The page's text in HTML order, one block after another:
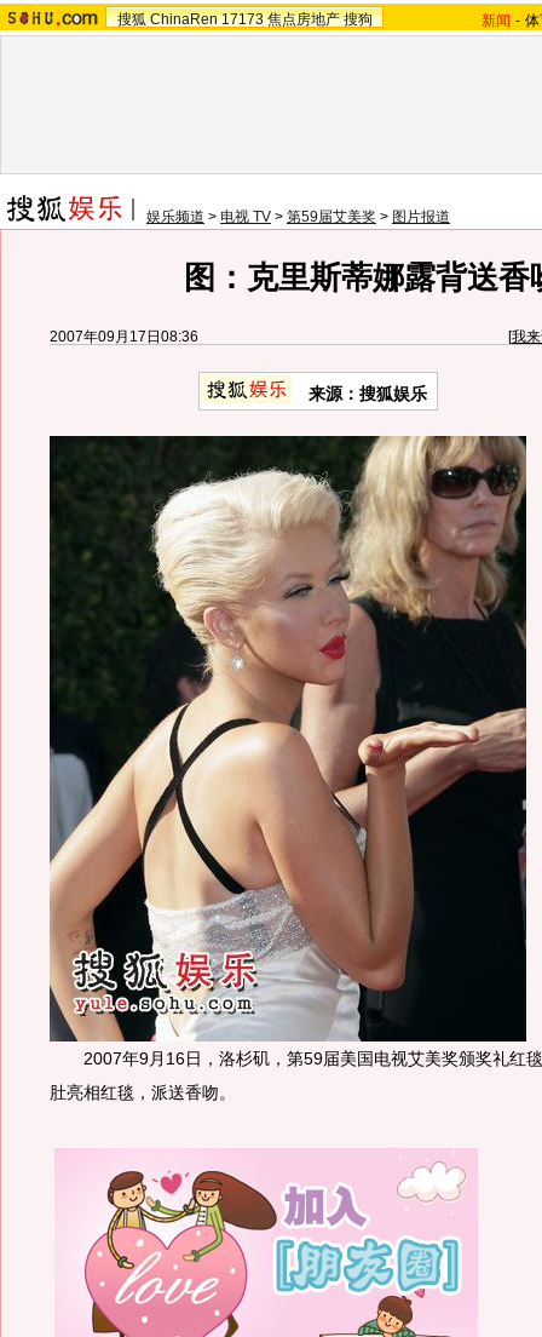
搜狐 ChinaRen 17173 焦点房地产 搜狗 新闻 -
娱乐频道 > 电视 TV > 第59届艾美奖 > 图片报道
图：克里斯蒂娜露背送香
2007年09月17日08:36 [我
来源：搜狐娱乐
2007年9月16日，洛杉矶，第59届美国电视艾美奖颁奖礼红
肚亮相红毯，派送香吻。